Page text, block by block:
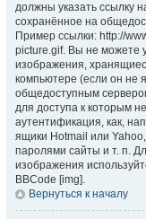
должны указать ссылку
сохранённое на
Пример ссылки: http://
picture.gif. Вы не можете
изображения,
компьютере (если он не
общедоступным
для доступа к которым
аутентификация, как,
ящики Hotmail или
паролями сайты и т. п.
изображения
BBCode [img].
Вернуться к началу